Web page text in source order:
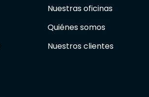
Nuestras oficinas
Quiénes somos
Nuestros clientes